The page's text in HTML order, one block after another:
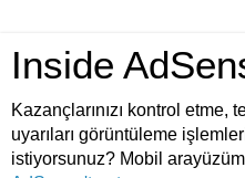
Inside
Kazançlarınızı kontrol etme,
uyarıları görüntüleme
istiyorsunuz? Mobil